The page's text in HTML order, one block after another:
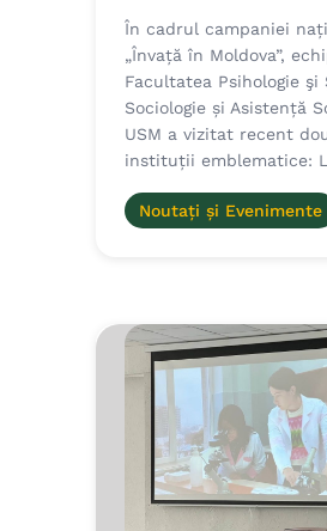
În cadrul campaniei
„Învață în Moldova”,
Facultatea Psihologie şi
Sociologie și Asistență
USM a vizitat recent
instituții emblematice:
Noutați și Evenimente